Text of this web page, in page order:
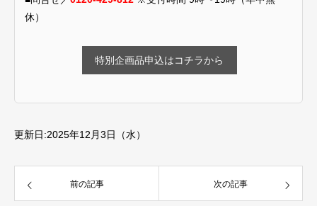
休）
特別企画品申込はコチラから
更新日:2025年12月3日（水）
前の記事 次の記事